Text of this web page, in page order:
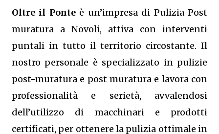
Oltre il Ponteè un’impresa di Pulizia Post
muratura a Novoli, attiva con interventi
puntali in tutto il territorio circostante. Il
nostro personale è specializzato in pulizie
post-muratura e post muratura e lavora con
professionalità e serietà, avvalendosi
dell’utilizzo di macchinari e prodotti
certificati, per ottenere la pulizia ottimale in